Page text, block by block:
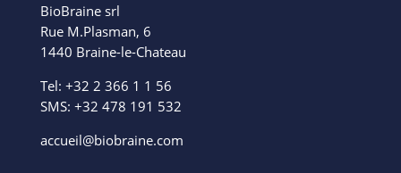
BioBraine srl
Rue M.Plasman, 6
1440 Braine-le-Chateau
Tel: +32 2 366 1 1 56
SMS: +32 478 191 532
accueil@biobraine.com